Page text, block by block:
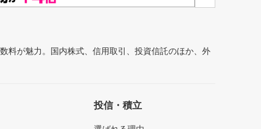
料が魅力。国内株式、信用取引、投資信託のほか、外
投信・積立